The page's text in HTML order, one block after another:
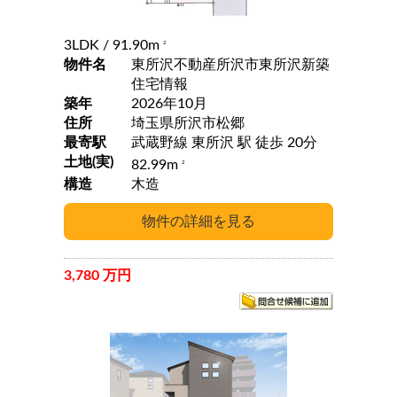
3LDK / 91.90m 2
物件名
東所沢不動産所沢市東所沢新築
住宅情報
築年
2026年10月
住所
埼玉県所沢市松郷
最寄駅
武蔵野線 東所沢 駅 徒歩 20分
土地(実)
82.99m 2
構造 木造
3,780 万円